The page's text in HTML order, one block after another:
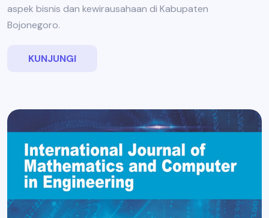
aspek bisnis dan kewirausahaan di Kabupaten
Bojonegoro.
KUNJUNGI